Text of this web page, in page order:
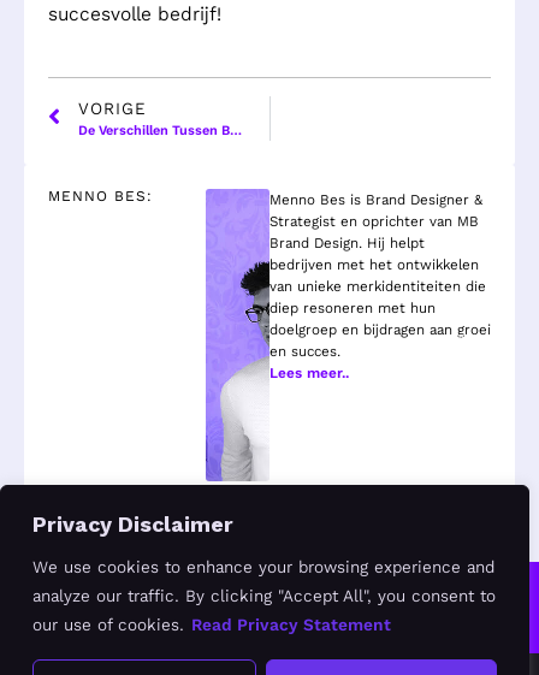
Privacy Disclaimer
We use cookies to enhance your browsing experience and
analyze our traffic. By clicking "Accept All", you consent to
our use of cookies. Read Privacy Statement
succesvolle bedrijf!
VORIGE
De Verschillen Tussen Bedrijfsidentiteit Gemaakt Door een Designer Versus AI
MENNO BES:
Menno Bes is Brand Designer &
Strategist en oprichter van MB
Brand Design. Hij helpt
bedrijven met het ontwikkelen
van unieke merkidentiteiten die
diep resoneren met hun
doelgroep en bijdragen aan groei
en succes.
Lees meer..
Realiseer
alles
je
nodig
voor
Think outside the brand.